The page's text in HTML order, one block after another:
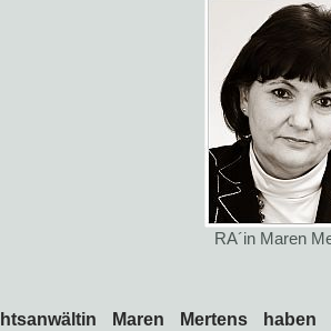
RA´in Maren
Maren Mertens haben